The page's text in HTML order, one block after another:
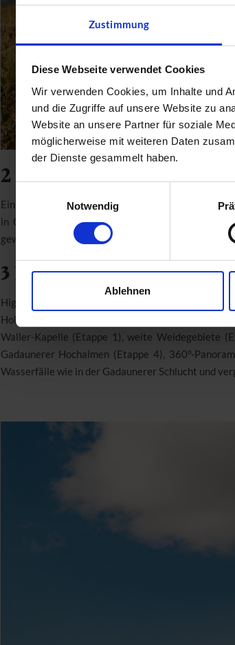
Zustimmung
Diese Webseite verwendet Cookies
Wir verwenden Cookies, um Inhalte und
und die Zugriffe auf unsere Website zu
Website an unsere Partner für soziale
möglicherweise mit weiteren Daten
der Dienste gesammelt haben.
Notwendig
Ablehnen
2 Die Highlights in
Ein Kleinod der Natur, funkelnde Steine oder
in Gastein. Funkelnde Steine finden versierte
gewaschen. Öfen, Schmiede und Knappenhaus
3 Naturschönheiten und
Highlights sind aber nicht nur das Gold im
Holzbautechnik und urigem Brunntrog vor
Waller-Kapelle (Etappe 1), weite Weidegebiete
Gadaunerer Hochalmen (Etappe 4), 360°-
Wasserfälle wie in der Gadaunerer Schlucht und